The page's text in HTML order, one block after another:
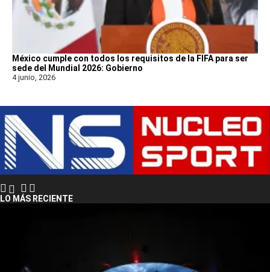
México cumple con todos los requisitos de la FIFA para ser
sede del Mundial 2026: Gobierno
4 junio, 2026
LO MÁS RECIENTE